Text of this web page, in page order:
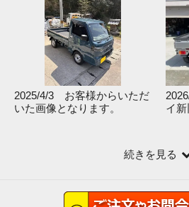
2025/4/3 お客様からいただ
いた画像となります。
イ
続きを見る